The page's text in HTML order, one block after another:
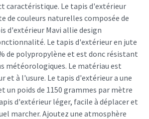
caractéristique. Le tapis d'extérieur
de couleurs naturelles composée de
d'extérieur Mavi allie design
Le tapis d'extérieur en jute
de polypropylène et est donc résistant
météorologiques. Le matériau est
et à l'usure. Le tapis d'extérieur a une
un poids de 1150 grammes par mètre
d'extérieur léger, facile à déplacer et
marcher. Ajoutez une atmosphère